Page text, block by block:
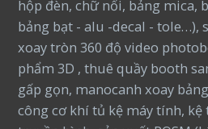
hộp đèn, chữ nổi, bảng mica,
bảng bạt - alu -decal - tole…),
xoay tròn 360 độ video
phẩm 3D , thuê quầy booth
gấp gọn, manocanh xoay
công cơ khí tủ kệ máy tính,